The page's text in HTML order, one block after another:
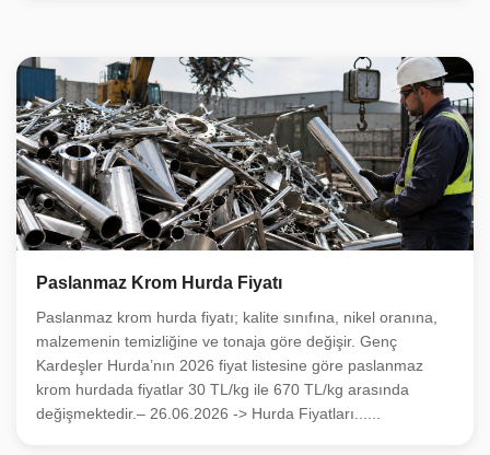
Paslanmaz Krom Hurda Fiyatı
Paslanmaz krom hurda fiyatı; kalite sınıfına, nikel oranına,
malzemenin temizliğine ve tonaja göre değişir. Genç
Kardeşler Hurda’nın 2026 fiyat listesine göre paslanmaz
krom hurdada fiyatlar 30 TL/kg ile 670 TL/kg arasında
değişmektedir.– 26.06.2026 -> Hurda Fiyatları......